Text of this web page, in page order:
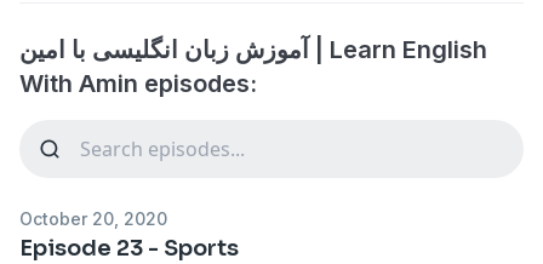
آموزش زبان انگلیسی با امین | Learn English
With Amin episodes:
October 20, 2020
Episode 23 - Sports